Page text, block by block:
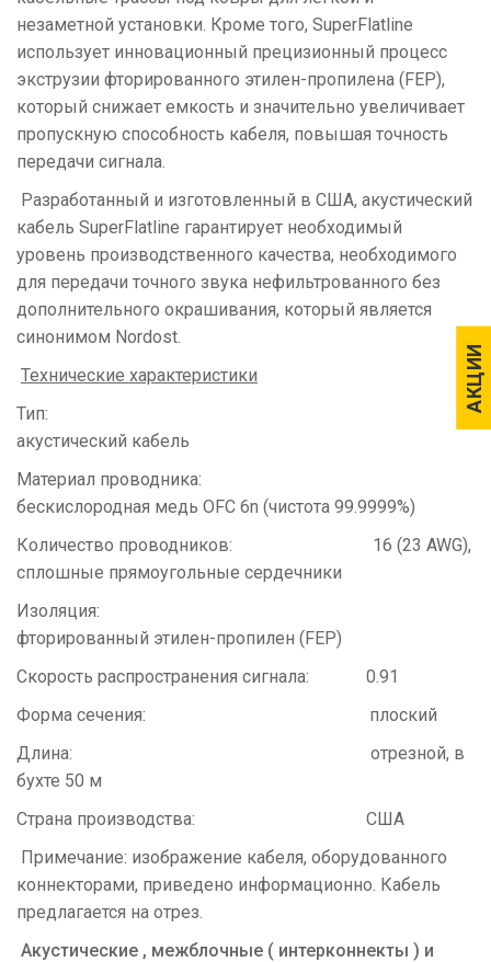
АКЦИИ
АКЦИИ
незаметной установки. Кроме того, SuperFlatline
использует инновационный прецизионный процесс
экструзии фторированного этилен-пропилена (FEP),
который снижает емкость и значительно увеличивает
пропускную способность кабеля, повышая точность
передачи сигнала.
Разработанный и изготовленный в США, акустический
кабель SuperFlatline гарантирует необходимый
уровень производственного качества, необходимого
для передачи точного звука нефильтрованного без
дополнительного окрашивания, который является
синонимом Nordost.
Технические характеристики
Тип:
акустический кабель
Материал проводника:
бескислородная медь ОFС 6n (чистота 99.9999%)
Количество проводников: 16 (23 AWG),
сплошные прямоугольные сердечники
Изоляция:
фторированный этилен-пропилен (FEP)
Скорость распространения сигнала: 0.91
Форма сечения: плоский
Длина: отрезной, в
бухте 50 м
Страна производства: США
Примечание: изображение кабеля, оборудованного
коннекторами, приведено информационно. Кабель
предлагается на отрез.
Акустические , межблочные ( интерконнекты ) и